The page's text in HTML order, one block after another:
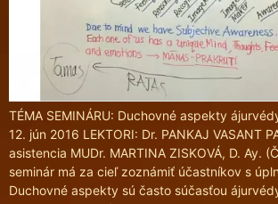
TÉMA SEMINÁRU: Duchovné aspekty
12. jún 2016 LEKTORI: Dr. PANKAJ VASANT
asistencia MUDr. MARTINA ZISKOVÁ, D. Ay.
seminár má za cieľ zoznámiť účastníkov s
Duchovné aspekty sú často súčasťou